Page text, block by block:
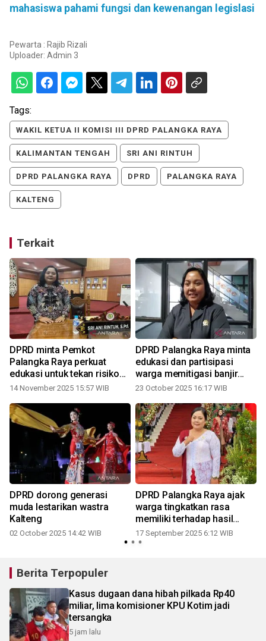
mahasiswa pahami fungsi dan kewenangan legislasi
Pewarta : Rajib Rizali
Uploader: Admin 3
Tags:
WAKIL KETUA II KOMISI III DPRD PALANGKA RAYA
KALIMANTAN TENGAH SRI ANI RINTUH
DPRD PALANGKA RAYA DPRD PALANGKA RAYA
KALTENG
Terkait
DPRD minta Pemkot
Palangka Raya perkuat
edukasi untuk tekan risiko
DBD di musim hujan
14 November 2025 15:57 WIB
DPRD Palangka Raya minta
edukasi dan partisipasi
warga memitigasi banjir
diperkuat
23 October 2025 16:17 WIB
DPRD dorong generasi
muda lestarikan wastra
Kalteng
02 October 2025 14:42 WIB
DPRD Palangka Raya ajak
warga tingkatkan rasa
memiliki terhadap hasil
pembangunan
17 September 2025 6:12 WIB
Berita Terpopuler
Kasus dugaan dana hibah pilkada Rp40
miliar, lima komisioner KPU Kotim jadi
tersangka
5 jam lalu